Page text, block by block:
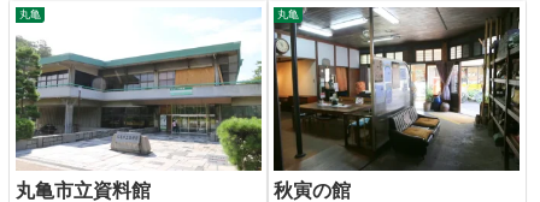
丸亀
丸亀市立資料館
丸亀
秋寅の館